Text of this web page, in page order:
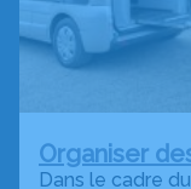
Organiser
Dans le cadre